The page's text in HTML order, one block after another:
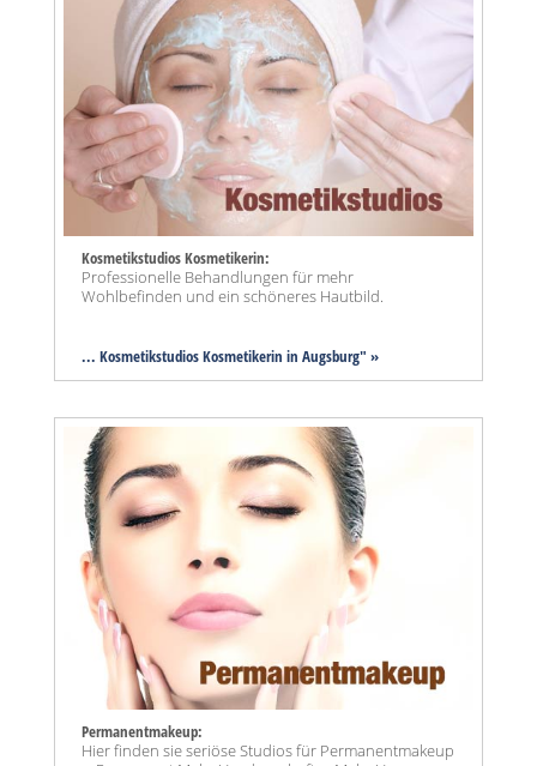
Kosmetikstudios Kosmetikerin:
Professionelle Behandlungen für mehr
Wohlbefinden und ein schöneres Hautbild.
... Kosmetikstudios Kosmetikerin in Augsburg" »
Permanentmakeup:
Hier finden sie seriöse Studios für Permanentmakeup